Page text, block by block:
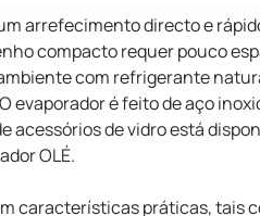
arrefecimento directo e
compacto requer pouco
com refrigerante
evaporador é feito de aço
acessórios de vidro está
OLÉ.
características práticas, tais